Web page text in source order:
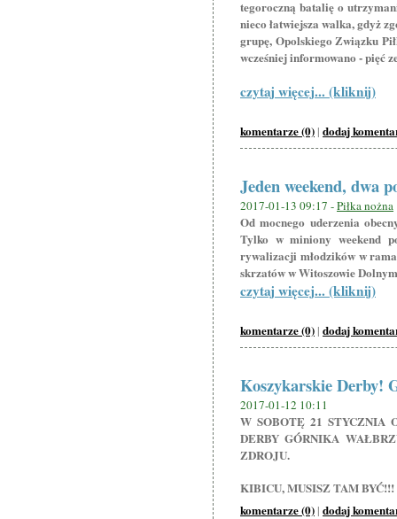
tegoroczną batalię o
nieco łatwiejsza walka, gdyż
grupę, Opolskiego Związku
wcześniej informowano - pięć
czytaj więcej... (kliknij)
komentarze (0) | dodaj
Jeden weekend, dwa
2017-01-13 09:17 -Piłka nożna
Od mocnego uderzenia
Tylko w miniony weekend
rywalizacji młodzików w
skrzatów w Witoszowie
czytaj więcej... (kliknij)
komentarze (0) | dodaj
Koszykarskie Derby!
2017-01-12 10:11
W SOBOTĘ 21 STYCZNIA
DERBY GÓRNIKA
ZDROJU.
KIBICU, MUSISZ TAM BYĆ!!!
komentarze (0) | dodaj